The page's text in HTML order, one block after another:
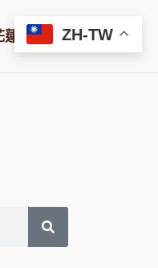
蓮咖啡廳推薦ZH-TW